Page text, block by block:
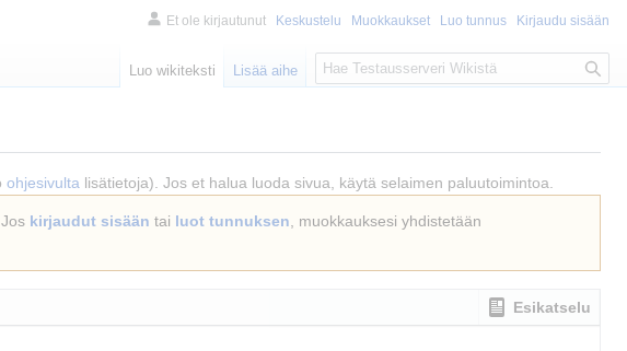
ohjesivulta lisätietoja). Jos et halua luoda sivua, käytä selaimen paluutoimintoa.
kirjaudut sisään tai luot tunnuksen, muokkauksesi yhdistetään
Esikatselu
Et ole kirjautunut Keskustelu Muokkaukset Luo tunnus Kirjaudu sisään
Luo wikiteksti Lisää aihe
Haku